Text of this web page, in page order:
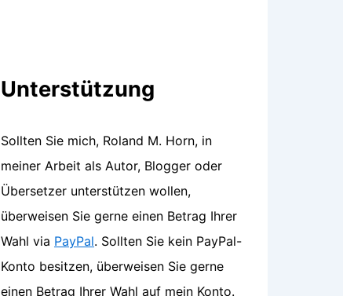
Unterstützung
Sollten Sie mich, Roland M. Horn, in
meiner Arbeit als Autor, Blogger oder
Übersetzer unterstützen wollen,
überweisen Sie gerne einen Betrag Ihrer
Wahl via PayPal. Sollten Sie kein PayPal-
Konto besitzen, überweisen Sie gerne
einen Betrag Ihrer Wahl auf mein Konto.